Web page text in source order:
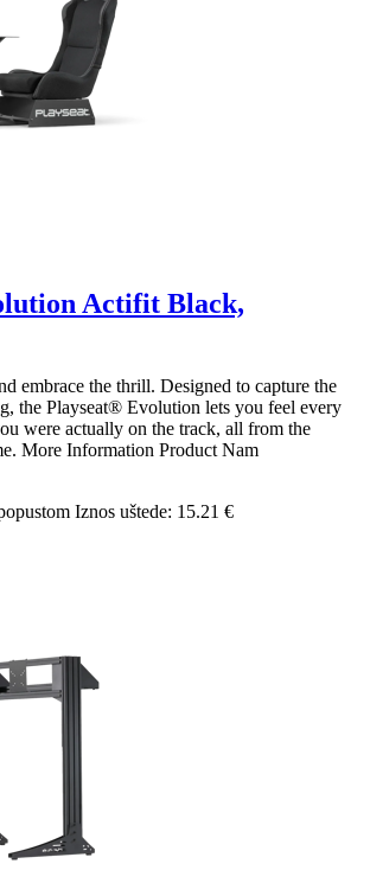
Actifit Black,
embrace the thrill. Designed to capture the
the Playseat® Evolution lets you feel every
were actually on the track, all from the
More Information Product Nam
Iznos uštede: 15.21 €